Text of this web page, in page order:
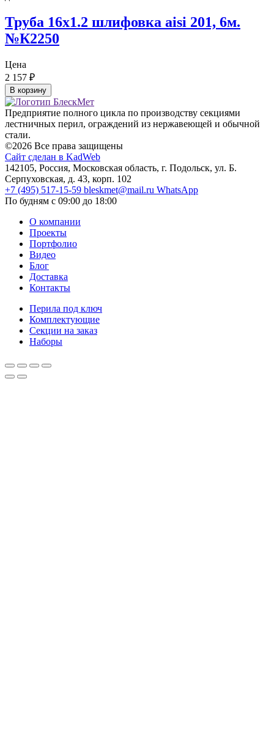
Труба 16х1.2 шлифовка aisi 201, 6м.
№К2250
Цена
2 157 ₽
В корзину
Предприятие полного цикла по производству секциями
лестничных перил, ограждений из нержавеющей и обычной
стали.
©2026 Все права защищены
Сайт сделан в KadWeb
142105, Россия, Московская область, г. Подольск, ул. Б.
Серпуховская, д. 43, корп. 102
+7 (495) 517-15-59 bleskmet@mail.ru WhatsApp
По будням с 09:00 до 18:00
О компании
Проекты
Портфолио
Видео
Блог
Доставка
Контакты
Перила под ключ
Комплектующие
Секции на заказ
Наборы